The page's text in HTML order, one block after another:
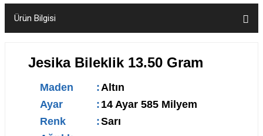
Ürün Bilgisi
Jesika Bileklik 13.50 Gram
Maden :Altın
Ayar
: 14 Ayar 585 Milyem
Renk
:Sarı